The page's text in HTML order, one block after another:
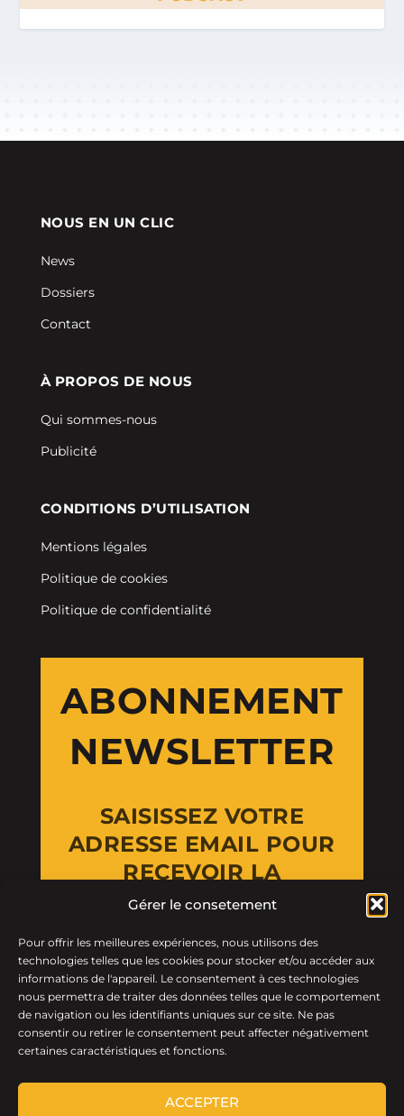
Gérer le consetement
Pour offrir les meilleures expériences, nous utilisons des
technologies telles que les cookies pour stocker et/ou accéder aux
informations de l'appareil. Le consentement à ces technologies
nous permettra de traiter des données telles que le comportement
de navigation ou les identifiants uniques sur ce site. Ne pas
consentir ou retirer le consentement peut affecter négativement
certaines caractéristiques et fonctions.
ACCEPTER
NOUS EN UN CLIC
News
Dossiers
Contact
À PROPOS DE NOUS
Qui sommes-nous
Publicité
CONDITIONS D’UTILISATION
Mentions légales
Politique de cookies
Politique de confidentialité
ABONNEMENT
NEWSLETTER
SAISISSEZ VOTRE
ADRESSE EMAIL POUR
RECEVOIR LA
NEWSLETTER
Email Address